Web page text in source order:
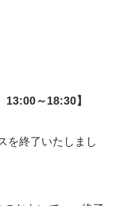
13:00～18:30】
を終了いたしまし